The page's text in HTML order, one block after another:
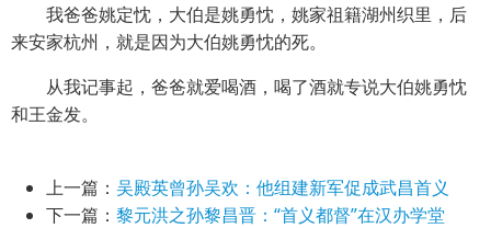
我爸爸姚定忱，大伯是姚勇忱，姚家祖籍湖州织里，后
来安家杭州，就是因为大伯姚勇忱的死。
从我记事起，爸爸就爱喝酒，喝了酒就专说大伯姚勇忱
和王金发。
上一篇： 吴殿英曾孙吴欢：他组建新军促成武昌首义
下一篇： 黎元洪之孙黎昌晋：“首义都督”在汉办学堂